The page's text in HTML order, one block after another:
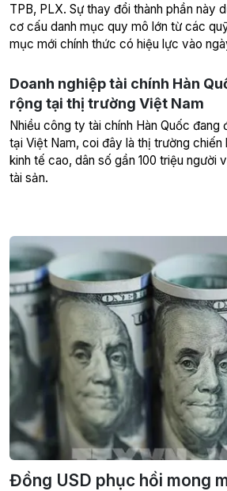
TPB, PLX. Sự thay đổi thành phần này
cơ cấu danh mục quy mô lớn từ các
mục mới chính thức có hiệu lực vào
Doanh nghiệp tài chính Hàn
rộng tại thị trường Việt Nam
Nhiều công ty tài chính Hàn Quốc đang
tại Việt Nam, coi đây là thị trường
kinh tế cao, dân số gần 100 triệu người
tài sản.
Đồng USD phục hồi mong